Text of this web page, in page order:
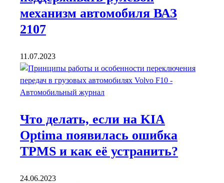
механизм автомобиля ВАЗ
2107
11.07.2023
Что делать, если на KIA
Optima появилась ошибка
TPMS и как её устранить?
24.06.2023